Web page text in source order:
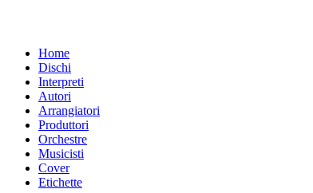
Home
Dischi
Interpreti
Autori
Arrangiatori
Produttori
Orchestre
Musicisti
Cover
Etichette